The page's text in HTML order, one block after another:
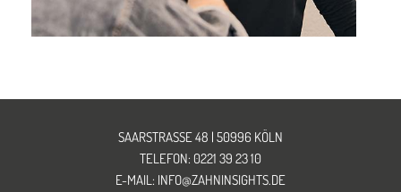
SAARSTRASSE 48 | 50996 KÖLN
TELEFON: 0221 39 23 10
E-MAIL: INFO@ZAHNINSIGHTS.DE